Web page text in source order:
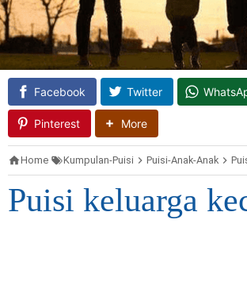
Facebook Twitter
Pinterest More
Home Kumpulan-Puisi Puisi-Anak-Anak
Puisi keluarga